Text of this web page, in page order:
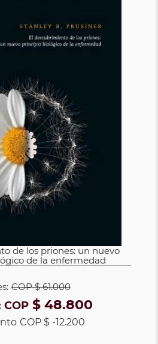
de los priones: un nuevo
de la enfermedad
COP$ 61.000
COP$ 48.800
COP $ -12.200